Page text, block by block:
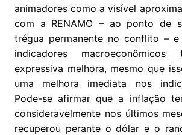
animadores como a visível
com a RENAMO – ao ponto de
trégua permanente no conflito – e
indicadores macroeconômicos
expressiva melhora, mesmo que
uma melhora imediata nos
Pode-se afirmar que a inflação
consideravelmente nos últimos
recuperou perante o dólar e o